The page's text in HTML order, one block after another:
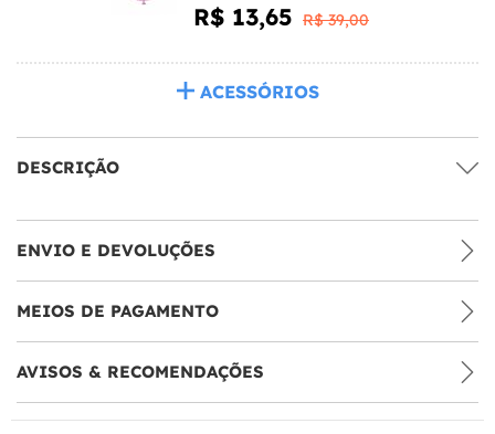
R$ 13,65 R$ 39,00
ACESSÓRIOS
DESCRIÇÃO
ENVIO E DEVOLUÇÕES
MEIOS DE PAGAMENTO
AVISOS & RECOMENDAÇÕES